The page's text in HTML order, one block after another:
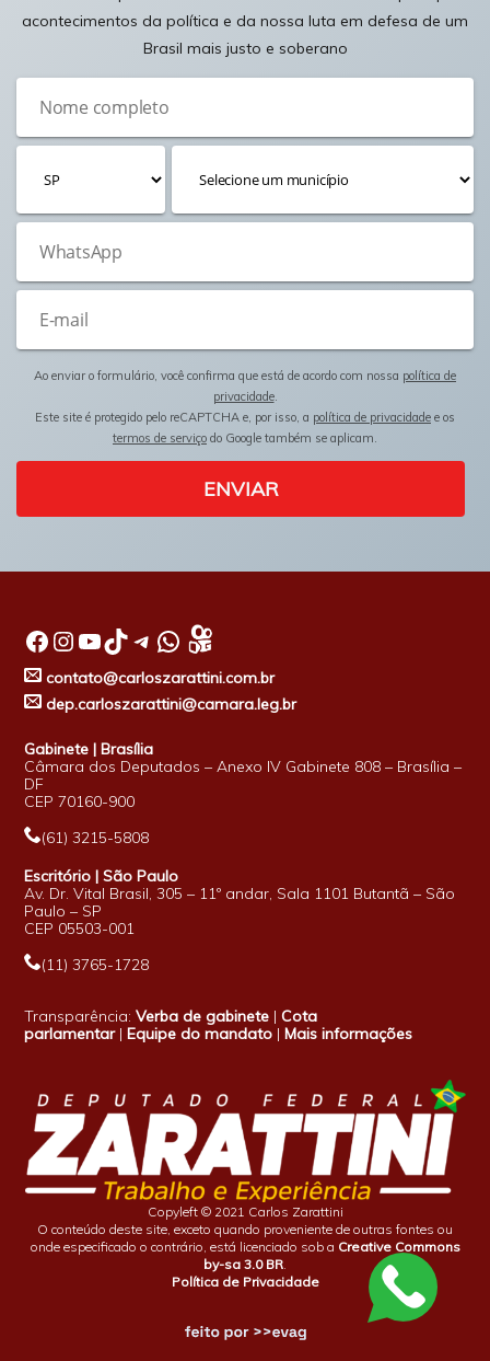
acontecimentos da política e da nossa luta em defesa de um
Brasil mais justo e soberano
Ao enviar o formulário, você confirma que está de acordo com nossa política de
privacidade.
Este site é protegido pelo reCAPTCHA e, por isso, a política de privacidade e os
termos de serviço do Google também se aplicam.
ENVIAR
Facebook InstagramYoutube TikTok Telegram WhatsApp
contato@carloszarattini.com.br
dep.carloszarattini@camara.leg.br
Gabinete | Brasília
Câmara dos Deputados – Anexo IV Gabinete 808 – Brasília –
DF
CEP 70160-900
(61) 3215-5808
Escritório | São Paulo
Av. Dr. Vital Brasil, 305 – 11º andar, Sala 1101 Butantã – São
Paulo – SP
CEP 05503-001
(11) 3765-1728
Transparência:Verba de gabinete |Cota
parlamentar|Equipe do mandato |Mais informações
Copyleft © 2021 Carlos Zarattini
O conteúdo deste site, exceto quando proveniente de outras fontes ou
onde especificado o contrário, está licenciado sob a Creative Commons
by-sa 3.0 BR
Política de Privacidade